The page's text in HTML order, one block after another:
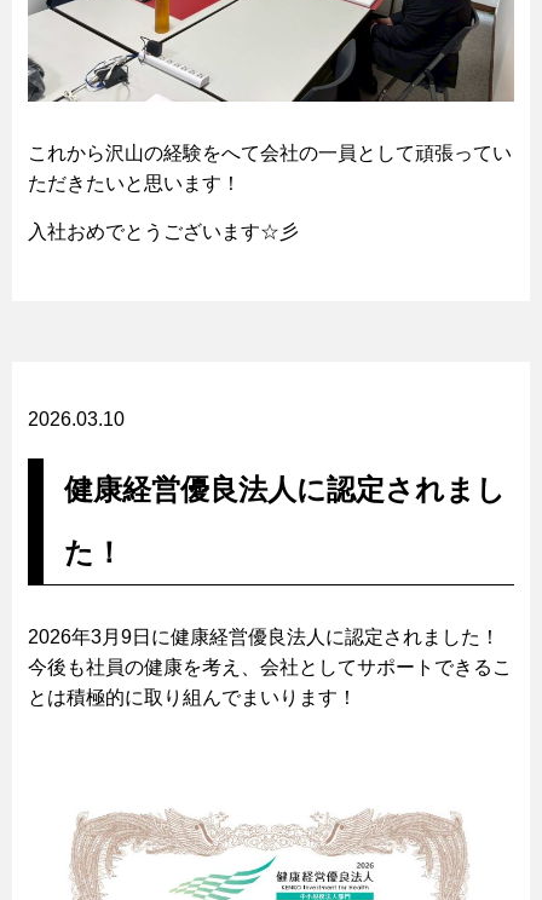
これから沢山の経験をへて会社の一員として頑張ってい
ただきたいと思います！
入社おめでとうございます☆彡
2026.03.10
健康経営優良法人に認定されまし
た！
2026年3月9日に健康経営優良法人に認定されました！
今後も社員の健康を考え、会社としてサポートできるこ
とは積極的に取り組んでまいります！